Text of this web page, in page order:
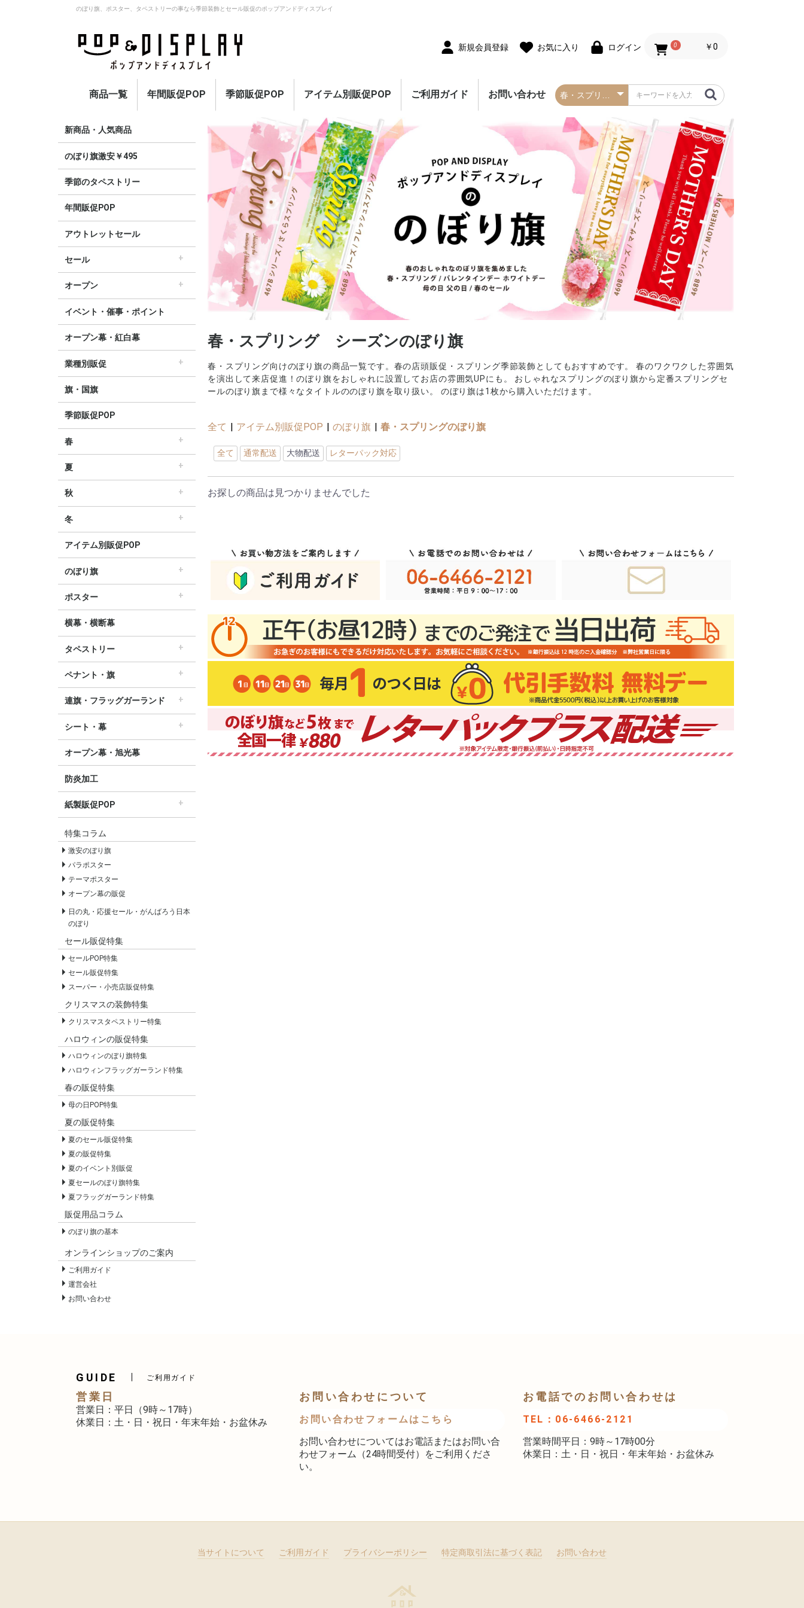
のぼり旗、ポスター、タペストリーの事なら季節装飾とセール販促のポップアンドディスプレイ
新規会員登録 お気に入り ログイン 0 ￥0
商品一覧 年間販促POP
アウトレットセール
のぼり旗激安￥495〜 10枚セット
5枚セット
1枚（単品）
セール・割引 セールのぼり旗
セールポスター
セールタペストリー
シンプルセール
プリズムセール
割引・値下げ・％OFF
創業祭・感謝祭・決算
閉店・売り尽くし
オープン・営業中
オープニングセール
リニューアルオープン
イベント・催事・ポイ
オープン幕・紅白幕
レギュラー・オールシ
ーズン販促
ホテル・宿泊販促
リサイクル・中古販売
販促
ドラッグ・薬局販促
理美容販促
飲食店販促
物販・小売店販促
不動産・車販促
季節販促POP
春・スプリング
バレンタインデー・ホ
ワイトデー
母の日・父の日
スプリングセール
夏・サマー
七夕
サマーセール
秋・オータム
ハロウィン
オータムセール
冬・ウインター
クリスマス
歳末・お正月
ウインターセール
アイテム別販促POP
のぼり旗 セールのぼり旗
レギュラーのぼり旗
ホテル・宿泊のぼり旗
リサイクル・中古販売
ドラッグ・薬局のぼり
理美容のぼり旗
物販・小売のぼり旗
飲食店のぼり旗
不動産・車のぼり旗
春・スプリングのぼり
夏・サマーのぼり旗
秋・オータムのぼり旗
冬・ウィンターのぼり
ハロウィンのぼり旗
クリスマスのぼり旗
お正月のぼり旗
歳末セールのぼり旗
ポスター パラポスター（横長）
テーマポスター（正方
セール・オープン・販
秋・ハロウィンのポス
冬・お正月・初売りの
クリスマスのポスター
バレンタイン・ホワイ
トデーのポスター
横幕・横断幕
ペナント・旗 ビッグペナント
タペストリー 45cm幅タペストリー
60cm幅タペストリー
ワイドタペストリー
防炎タペストリー
春の防炎タペストリー
夏の防炎タペストリー
秋・ハロウィンの防炎
タペストリー
冬・クリスマスの防炎
タペストリー
お正月の防炎タペスト
バレンタインデーの防
炎タペストリー
セールの防炎タペスト
シート・幕 シート・ワゴン幕
テーブルクロス
デコレーションリボン
連続ペナント・フラッ
グガーランド
フラッグガーランド
ウェーブペナント他
オープン幕・旭光幕
紙製POP・ショーカー
ド
防炎加工付き商品
ご利用ガイド お問い合わせ
新商品・人気商品
のぼり旗激安￥495
季節のタペストリー
年間販促POP
アウトレットセール
セール
すべてのセール販促POP
セール・割引
∟セールのぼり旗
∟セールポスター
∟セールタペストリー
∟シンプルセール
∟プリズムセール
割引・値下げ・ＯＦＦ
創業祭・感謝祭・決算
閉店・売り尽くし
オープン
すべてのオープン販促POP
オープン・営業中
オープニングセール
リニューアルオープン
イベント・催事・ポイント
オープン幕・紅白幕
業種別販促
すべての業界別販促POP
レギュラー・オールシーズン販促
ホテル・宿泊販促
リサイクル・中古販売販促
ドラッグ薬局・薬局販促
理美容販促
飲食店販促
物販・小売店販促
不動産・車販促
旗・国旗
季節販促POP
春
すべての春の販促POP
春・スプリング
バレンタインデー・ホワイトデー
母の日・父の日
スプリングセール
夏
すべての夏の販促POP
夏・サマー
七夕
サマーセール
秋
すべての秋の販促POP
秋・オータム
ハロウィン
オータムセール
冬
すべての冬の販促POP
冬・ウィンター
クリスマス
歳末・お正月
ウィンターセール
アイテム別販促POP
のぼり旗
すべてののぼり旗
セールのぼり旗
レギュラーのぼり旗
ホテルのぼり旗
リサイクルのぼり旗
ドラッグ薬局のぼり旗
美容のぼり旗
物販のぼり旗
飲食のぼり旗
不動産・車のぼり旗
春のぼり旗
夏のぼり旗
秋のぼり旗
冬のぼり旗
ハロウィンのぼり旗
ポスター
すべてのポスター
パラポスター（横長）
テーマポスター（正方形）
変形ポスター
セールポスター
▽季節から選ぶ
∟春ポスター
∟夏ポスター
∟秋・ハロウィンポスター
∟冬・お正月・初売りポスター
∟クリスマスポスター
∟バレンタインポスター
横幕・横断幕
タペストリー
すべてのタペストリー
防炎加工タペストリー（90×180cm）
∟春タペストリー
∟夏タペストリー
∟秋・ハロウィンタペストリー
∟冬・クリスマスタペストリー
∟お正月タペストリー
∟バレンタインデータペストリー
60cm幅タペストリー
45cm幅タペストリー
ワイドタペストリー
ペナント・旗
すべてのペナント・旗
ペナント
ビッグペナント
連旗・フラッグガーランド
すべての連旗・フラッグ
連続ペナント
フラッグガーランド
ウェーブペナント他
シート・幕
すべてのシート・幕
シート・ワゴン幕
テーブルクロス
デコレーションリボン
オープン幕・旭光幕
防炎加工
紙製販促POP
すべての紙製販促POP
セールPOP
特集コラム
激安のぼり旗
パラポスター
テーマポスター
オープン幕の販促
日の丸・応援セール・がんばろう日本
のぼり
セール販促特集
セールPOP特集
セール販促特集
スーパー・小売店販促特集
クリスマスの装飾特集
クリスマスタペストリー特集
ハロウィンの販促特集
ハロウィンのぼり旗特集
ハロウィンフラッグガーランド特集
春の販促特集
母の日POP特集
夏の販促特集
夏のセール販促特集
夏の販促特集
夏のイベント別販促
夏セールのぼり旗特集
夏フラッグガーランド特集
販促用品コラム
のぼり旗の基本
オンラインショップのご案内
ご利用ガイド
運営会社
お問い合わせ
春・スプリング シーズンのぼり旗
春・スプリング向けのぼり旗の商品一覧です。春の店頭販促・スプリング季節装飾としてもおすすめです。 春のワクワクした雰囲気
を演出して来店促進！のぼり旗をおしゃれに設置してお店の雰囲気UPにも。 おしゃれなスプリングのぼり旗から定番スプリングセ
ールのぼり旗まで様々なタイトルののぼり旗を取り扱い。 のぼり旗は1枚から購入いただけます。
全て | アイテム別販促POP | のぼり旗 | 春・スプリングのぼり旗
全て 通常配送 大物配送 レターパック対応
お探しの商品は見つかりませんでした
GUIDE ご利用ガイド
営業日
営業日：平日（9時～17時）
休業日：土・日・祝日・年末年始・お盆休み
お問い合わせについて
お問い合わせフォームはこちら
お問い合わせについてはお電話またはお問い合
わせフォーム（24時間受付）をご利用くださ
い。
お電話でのお問い合わせは
TEL：06-6466-2121
営業時間平日：9時～17時00分
休業日：土・日・祝日・年末年始・お盆休み
当サイトについて ご利用ガイド プライバシーポリシー 特定商取引法に基づく表記 お問い合わせ